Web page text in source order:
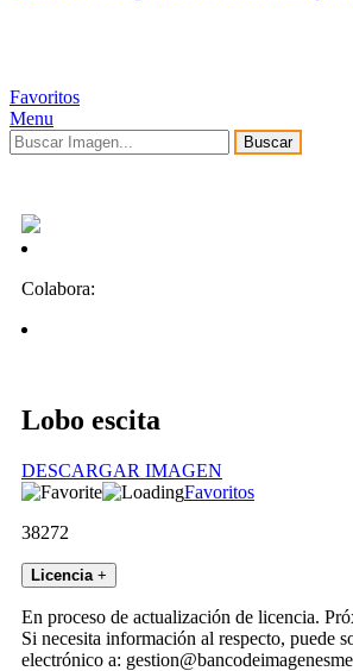
Favoritos
Menu
Buscar
Colabora:
Lobo escita
DESCARGAR IMAGEN
Favoritos
38272
Licencia +
En proceso de actualización de licencia.
Si necesita información al respecto, puede
electrónico a: